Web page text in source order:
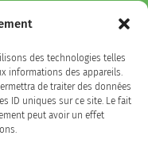
des technologies telles
informations des appareils.
de traiter des données
ID uniques sur ce site. Le fait
peut avoir un effet